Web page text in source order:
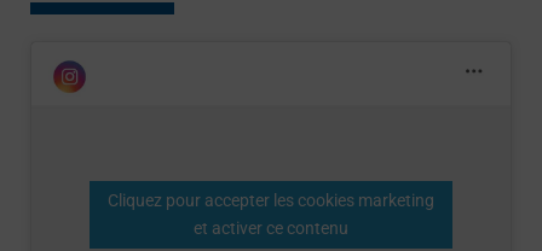
Cliquez pour accepter les cookies marketing
et activer ce contenu